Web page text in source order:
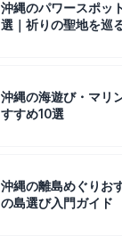
沖縄のパワースポッ
選｜祈りの聖地を巡
沖縄の海遊び・マリ
すすめ10選
沖縄の離島めぐりお
の島選び入門ガイド